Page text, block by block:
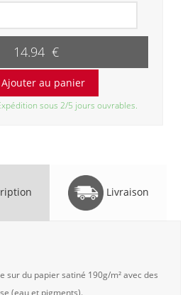
14.94 €
sous 2/5 jours ouvrables.
Livraison
sur du papier satiné 190g/m² avec des
(eau et pigments).